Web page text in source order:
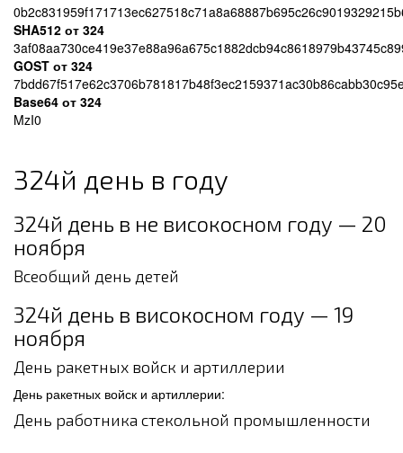
SHA512 от 324
GOST от 324
Base64 от 324
MzI0
324й день в году
324й день в не високосном году — 20
ноября
Всеобщий день детей
324й день в високосном году — 19
ноября
День ракетных войск и артиллерии
День ракетных войск и артиллерии:
День работника стекольной промышленности